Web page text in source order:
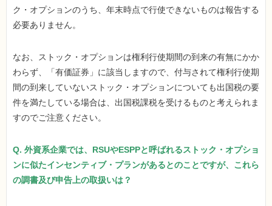
ク・オプションのうち、年末時点で行使できないものは報告する
必要ありません。
なお、ストック・オプションは権利行使期間の到来の有無にかか
わらず、「有価証券」に該当しますので、付与されて権利行使期
間の到来していないストック・オプションについても出国税の要
件を満たしている場合は、出国税課税を受けるものと考えられま
すのでご注意ください。
Q. 外資系企業では、RSUやESPPと呼ばれるストック・オプショ
ンに似たインセンティブ・プランがあるとのことですが、これら
の調書及び申告上の取扱いは？